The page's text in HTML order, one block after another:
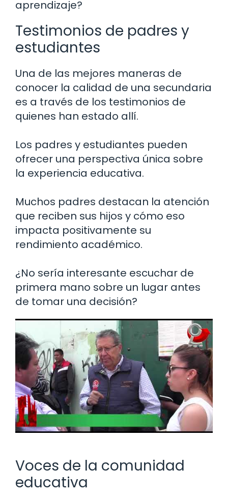
aprendizaje?
Testimonios de padres y
estudiantes
Una de las mejores maneras de
conocer la calidad de una secundaria
es a través de los testimonios de
quienes han estado allí.
Los padres y estudiantes pueden
ofrecer una perspectiva única sobre
la experiencia educativa.
Muchos padres destacan la atención
que reciben sus hijos y cómo eso
impacta positivamente su
rendimiento académico.
¿No sería interesante escuchar de
primera mano sobre un lugar antes
de tomar una decisión?
Voces de la comunidad
educativa